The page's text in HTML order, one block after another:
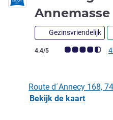
Annemasse
Gezinsvriendelijk
Avis-klantbeoordeling (ALL
4.4/5
Route d´Annecy 168,
Bekijk de kaart